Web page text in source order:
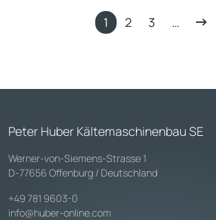
1 2 3 …
Peter Huber Kältemaschinenbau SE
Werner-von-Siemens-Strasse 1
D-77656 Offenburg / Deutschland
+49 781 9603-0
info@huber-online.com